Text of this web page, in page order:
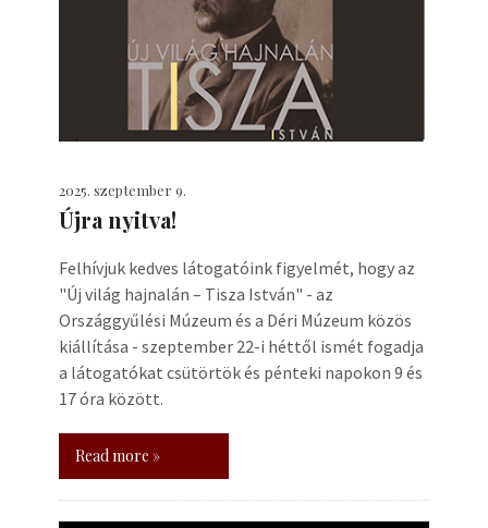
2025. szeptember 9.
Újra nyitva!
Felhívjuk kedves látogatóink figyelmét, hogy az
"Új világ hajnalán – Tisza István" - az
Országgyűlési Múzeum és a Déri Múzeum közös
kiállítása - szeptember 22-i héttől ismét fogadja
a látogatókat csütörtök és pénteki napokon 9 és
17 óra között.
Read more »